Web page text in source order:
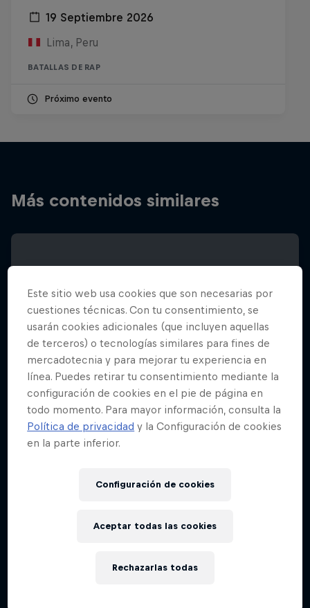
19 Septiembre 2026
Lima, Peru
BATALLAS DE RAP
Próximo evento
Más contenidos similares
Lima, Peru
Este sitio web usa cookies que son necesarias por
cuestiones técnicas. Con tu consentimiento, se
usarán cookies adicionales (que incluyen aquellas
de terceros) o tecnologías similares para fines de
mercadotecnia y para mejorar tu experiencia en
línea. Puedes retirar tu consentimiento mediante la
configuración de cookies en el pie de página en
todo momento. Para mayor información, consulta la
Política de privacidad y la Configuración de cookies
en la parte inferior.
Configuración de cookies
Rechazarlas todas
Aceptar todas las cookies